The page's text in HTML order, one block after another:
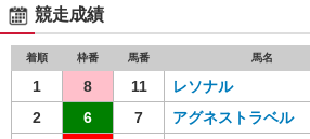
競走成績
着順 枠番 馬番 馬名
1 8 11 レソナル
2
6 7 アグネストラベル